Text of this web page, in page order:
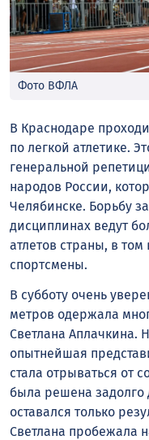
Фото ВФЛА
В Краснодаре
по легкой атлетике.
генеральной
народов России,
Челябинске. Борьбу
дисциплинах ведут
атлетов страны, в
спортсмены.
В субботу очень
метров одержала
Светлана Аплачкина.
опытнейшая
стала отрываться от
была решена
оставался только
Светлана пробежала